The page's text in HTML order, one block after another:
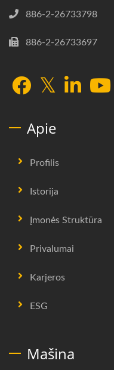
886-2-26733798
886-2-26733697
Apie
Profilis
Istorija
Įmonės Struktūra
Privalumai
Karjeros
ESG
Mašina